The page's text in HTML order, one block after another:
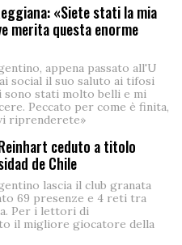
«Siete stati la mia
merita questa enorme
appena passato all'U
social il suo saluto ai tifosi
sono stati molto belli e mi
Peccato per come è finita,
riprenderete»
ceduto a titolo
de Chile
lascia il club granata
69 presenze e 4 reti tra
Per i lettori di
il migliore giocatore della